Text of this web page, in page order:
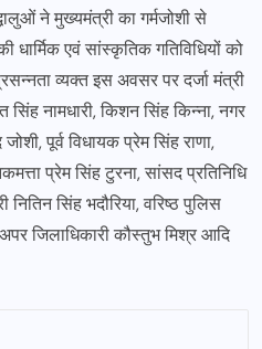
ने मुख्यमंत्री का गर्मजोशी से
धार्मिक एवं सांस्कृतिक गतिविधियों को
व्यक्त इस अवसर पर दर्जा मंत्री
नामधारी, किशन सिंह किन्ना, नगर
पूर्व विधायक प्रेम सिंह राणा,
प्रेम सिंह टुरना, सांसद प्रतिनिधि
नितिन सिंह भदौरिया, वरिष्ठ पुलिस
जिलाधिकारी कौस्तुभ मिश्र आदि